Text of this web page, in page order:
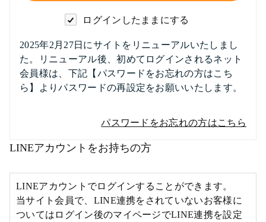
ログインしたままにする
2025年2月27日にサイトをリニューアルいたしまし
た。リニューアル後、初めてログインされるネット
会員様は、下記【パスワードをお忘れの方はこち
ら】よりパスワードの再設定をお願いいたします。
パスワードをお忘れの方はこちら
LINEアカウントをお持ちの方
LINEアカウントでログインすることができます。
当サイト会員で、LINE連携をされていないお客様に
ついてはログイン後のマイページでLINE連携を設定